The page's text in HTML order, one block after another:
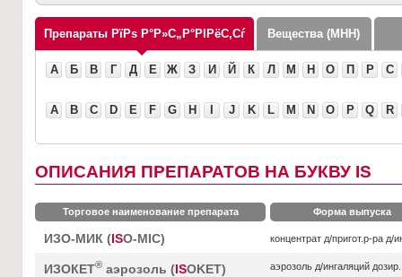
Препараты Вещества (МНН)
А Б В Г Д Е Ж З И Й К Л М Н О П Р С
A B C D E F G H J K L M N O P Q R
ОПИСАНИЯ ПРЕПАРАТОВ НА БУКВУ IS
Торговое наименование препарата Форма выпуска
ИЗО-МИК ( ISO-MIC) концентрат д/пригот.р-ра д/
ИЗОКЕТ® аэрозоль (ISOKET) аэрозоль д/ингаляций дозир.